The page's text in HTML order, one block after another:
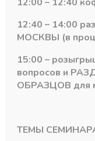
MEBAX
12:40 – 14:00
МОСКВЫ (в
15:00 –
вопросов и
ОБРАЗЦОВ для
ТЕМЫ